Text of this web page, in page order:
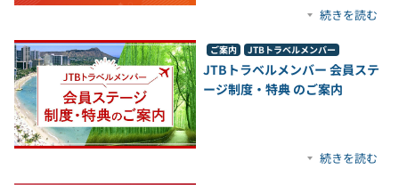
続きを読む
ご案内 JTBトラベルメンバー
JTBトラベルメンバー 会員ステ
ージ制度・特典 のご案内
続きを読む